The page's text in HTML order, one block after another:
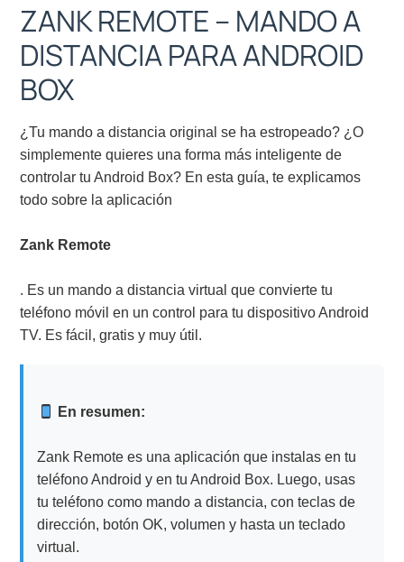
ZANK REMOTE – MANDO A
DISTANCIA PARA ANDROID
BOX
¿Tu mando a distancia original se ha estropeado? ¿O
simplemente quieres una forma más inteligente de
controlar tu Android Box? En esta guía, te explicamos
todo sobre la aplicación
Zank Remote
. Es un mando a distancia virtual que convierte tu
teléfono móvil en un control para tu dispositivo Android
TV. Es fácil, gratis y muy útil.
En resumen:
Zank Remote es una aplicación que instalas en tu
teléfono Android y en tu Android Box. Luego, usas
tu teléfono como mando a distancia, con teclas de
dirección, botón OK, volumen y hasta un teclado
virtual.